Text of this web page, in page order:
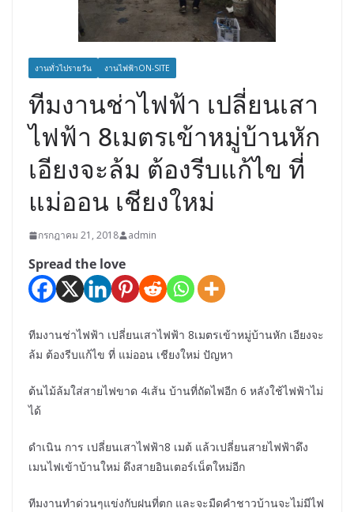
งานทั่วไปรายวัน งานไฟฟ้าON-SITE
ทีมงานช่าไฟฟ้า เปลี่ยนเสา
ไฟฟ้า 8เมตรเข้าหมู่บ้านหัก
เอียงจะล้ม ต้องรีบแก้ไข ที่
แม่ออน เชียงใหม่
กรกฎาคม 21, 2018 admin
Spread the love
ทีมงานช่าไฟฟ้า เปลี่ยนเสาไฟฟ้า 8เมตรเข้าหมู่บ้านหัก เอียงจะ
ล้ม ต้องรีบแก้ไข ที่ แม่ออน เชียงใหม่ ปัญหา
ต้นไม้ล้มใส่สายไฟขาด 4เส้น บ้านที่ถัดไฟอีก 6 หลังใช้ไฟฟ้าไม่
ได้
ดำเนิน การ เปลี่ยนเสาไฟฟ้า8 เมต้ แล้วเปลี่ยนสายไฟฟ้าดึง
เมนไฟเข้าบ้านใหม่ ดึงสายอินเตอร์เน็ตใหม่อีก
ทีมงานทำด่วนๆแข่งกับฝนที่ตก และจะมืดคำชาวบ้านจะไม่มีไฟ